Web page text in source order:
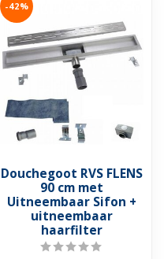
-42%
Douchegoot RVS FLENS
90 cm met
Uitneembaar Sifon +
uitneembaar
haarfilter